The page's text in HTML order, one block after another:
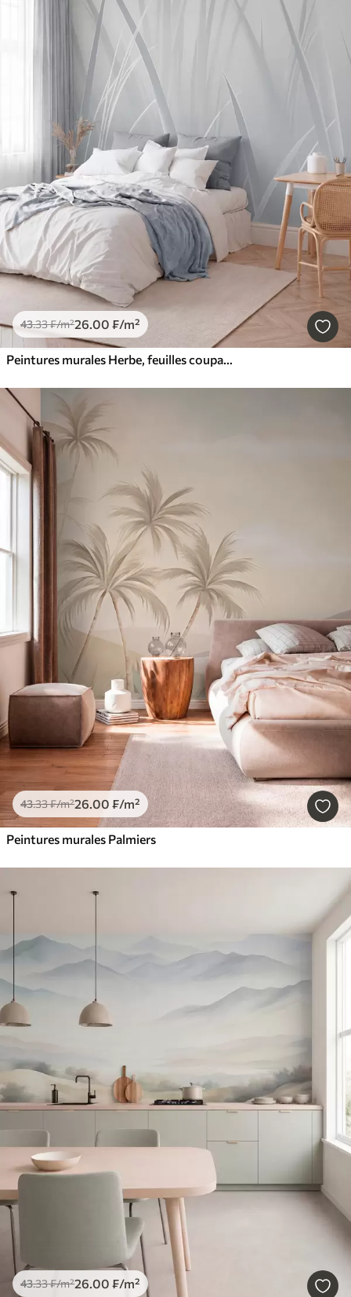
43.33₣/m²26.00 ₣/m²
Peintures murales Herbe, feuilles coupantes
43.33₣/m²26.00 ₣/m²
Peintures murales Palmiers
43.33₣/m²26.00 ₣/m²